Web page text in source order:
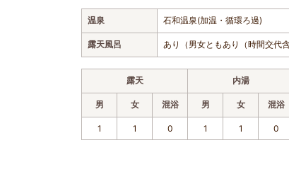
温泉 石和温泉(加温・循環ろ過)
露天風呂 あり（男女ともあり（時間交代
露天 内湯
男 女 混浴 男 女 混浴
1 1 0 1 1 0